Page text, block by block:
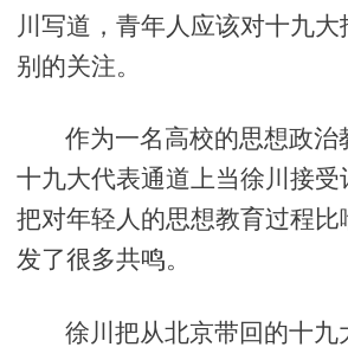
川写道，青年人应该对十九
别的关注。
作为一名高校的思想政治
十九大代表通道上当徐川接
把对年轻人的思想教育过程比
发了很多共鸣。
徐川把从北京带回的十九